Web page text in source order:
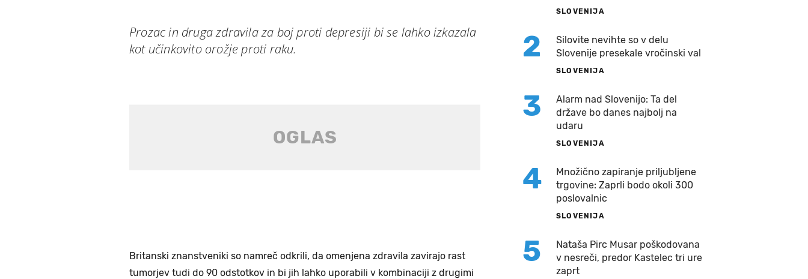
Prozac in druga zdravila za boj proti depresiji bi se lahko izkazala
kot učinkovito orožje proti raku.
Britanski znanstveniki so namreč odkrili, da omenjena zdravila zavirajo rast
tumorjev tudi do 90 odstotkov in bi jih lahko uporabili v kombinaciji z drugimi
SLOVENIJA
2
Silovite nevihte so v delu
Slovenije presekale vročinski val
SLOVENIJA
3
Alarm nad Slovenijo: Ta del
države bo danes najbolj na
udaru
SLOVENIJA
4
Množično zapiranje priljubljene
trgovine: Zaprli bodo okoli 300
poslovalnic
SLOVENIJA
5
Nataša Pirc Musar poškodovana
v nesreči, predor Kastelec tri ure
zaprt